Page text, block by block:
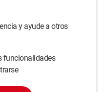
y ayude a otros
funcionalidades